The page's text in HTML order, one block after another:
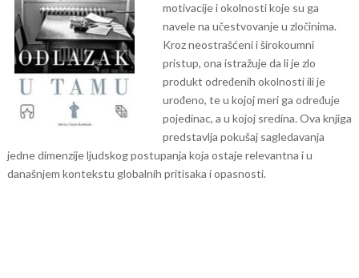
motivacije i okolnosti koje su ga
navele na učestvovanje u zločinima.
Kroz neostrašćeni i širokoumni
pristup, ona istražuje da li je zlo
produkt određenih okolnosti ili je
urođeno, te u kojoj meri ga određuje
pojedinac, a u kojoj sredina. Ova knjiga
predstavlja pokušaj sagledavanja
jedne dimenzije ljudskog postupanja koja ostaje relevantna i u
današnjem kontekstu globalnih pritisaka i opasnosti.